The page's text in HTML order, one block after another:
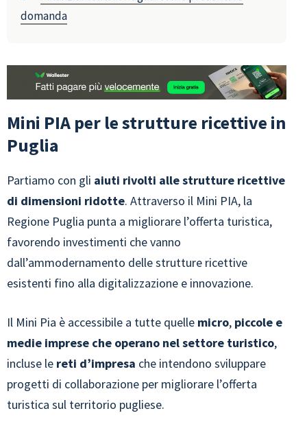
domanda
Mini PIA per le strutture ricettive in
Puglia
Partiamo con gli aiuti rivolti alle strutture ricettive
di dimensioni ridotte. Attraverso il Mini PIA, la
Regione Puglia punta a migliorare l’offerta turistica,
favorendo investimenti che vanno
dall’ammodernamento delle strutture ricettive
esistenti fino alla digitalizzazione e innovazione.
Il Mini Pia è accessibile a tutte quelle micro, piccole e
medie imprese che operano nel settore turistico,
incluse le reti d’impresa che intendono sviluppare
progetti di collaborazione per migliorare l’offerta
turistica sul territorio pugliese.